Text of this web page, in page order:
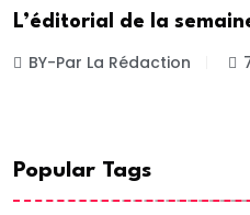
L’éditorial de la
BY-Par La Rédaction
Popular Tags